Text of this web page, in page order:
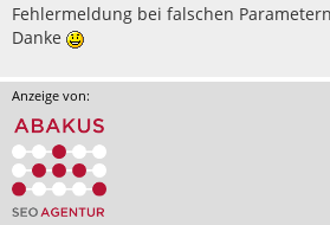
Fehlermeldung bei falschen
Danke
Anzeige von: